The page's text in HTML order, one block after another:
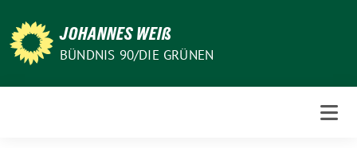
zum
Inhalt
JOHANNES WEIß
BÜNDNIS 90/DIE GRÜNEN